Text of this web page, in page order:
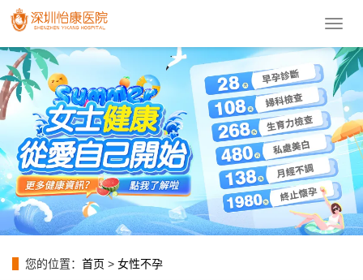
導
菜
單
您的位置： 首页 > 女性不孕